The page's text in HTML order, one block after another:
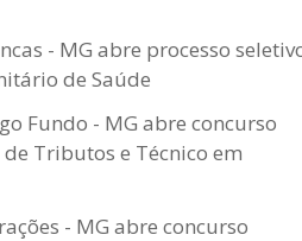
- MG abre processo
de Saúde
Fundo - MG abre concurso
Tributos e Técnico em
- MG abre concurso